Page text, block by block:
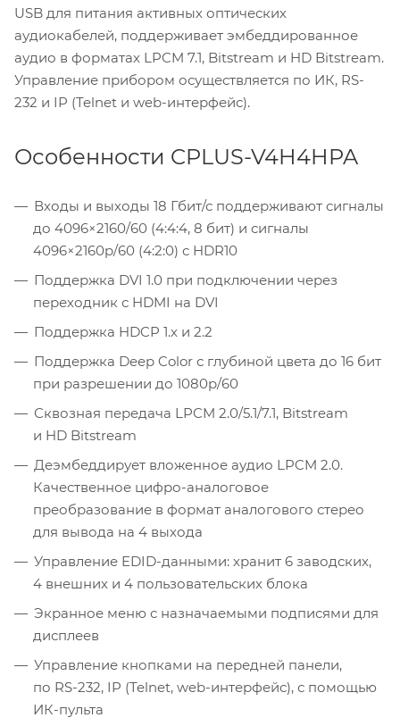
USB для питания активных оптических
аудиокабелей, поддерживает эмбеддированное
аудио в форматах LPCM 7.1, Bitstream и HD Bitstream.
Управление прибором осуществляется по ИК, RS-
232 и IP (Telnet и web-интерфейс).
Особенности CPLUS-V4H4HPA
Входы и выходы 18 Гбит/с поддерживают сигналы
до 4096×2160/60 (4:4:4, 8 бит) и сигналы
4096×2160p/60 (4:2:0) с HDR10
Поддержка DVI 1.0 при подключении через
переходник с HDMI на DVI
Поддержка HDCP 1.х и 2.2
Поддержка Deep Color с глубиной цвета до 16 бит
при разрешении до 1080p/60
Сквозная передача LPCM 2.0/5.1/7.1, Bitstream
и HD Bitstream
Деэмбеддирует вложенное аудио LPCM 2.0.
Качественное цифро-аналоговое
преобразование в формат аналогового стерео
для вывода на 4 выхода
Управление EDID-данными: хранит 6 заводских,
4 внешних и 4 пользовательских блока
Экранное меню с назначаемыми подписями для
дисплеев
Управление кнопками на передней панели,
по RS-232, IP (Telnet, web-интерфейс), с помощью
ИК-пульта